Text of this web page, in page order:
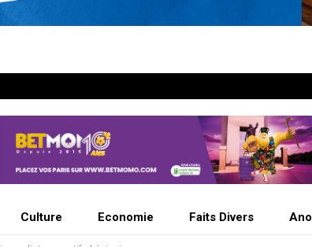
Culture Economie Faits Divers